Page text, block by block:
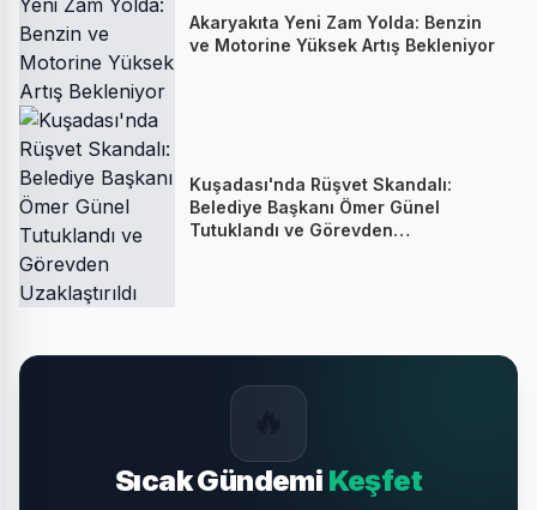
Akaryakıta Yeni Zam Yolda: Benzin
ve Motorine Yüksek Artış Bekleniyor
Kuşadası'nda Rüşvet Skandalı:
Belediye Başkanı Ömer Günel
Tutuklandı ve Görevden
Sıcak Gündemi Keşfet